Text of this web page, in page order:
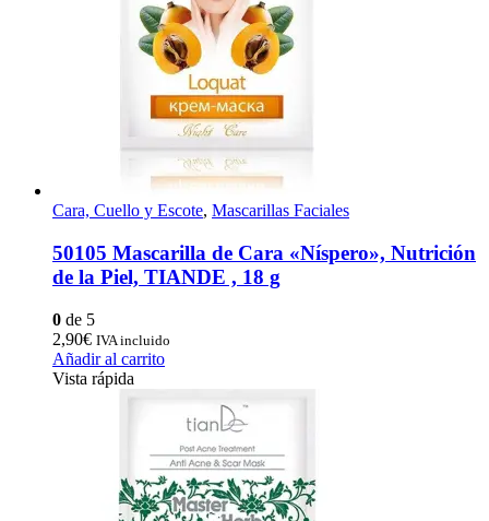
Cara, Cuello y Escote, Mascarillas Faciales
50105 Mascarilla de Cara «Níspero», Nutrición
de la Piel, TIANDE , 18 g
0 de 5
2,90€ IVA incluido
Añadir al carrito
Vista rápida